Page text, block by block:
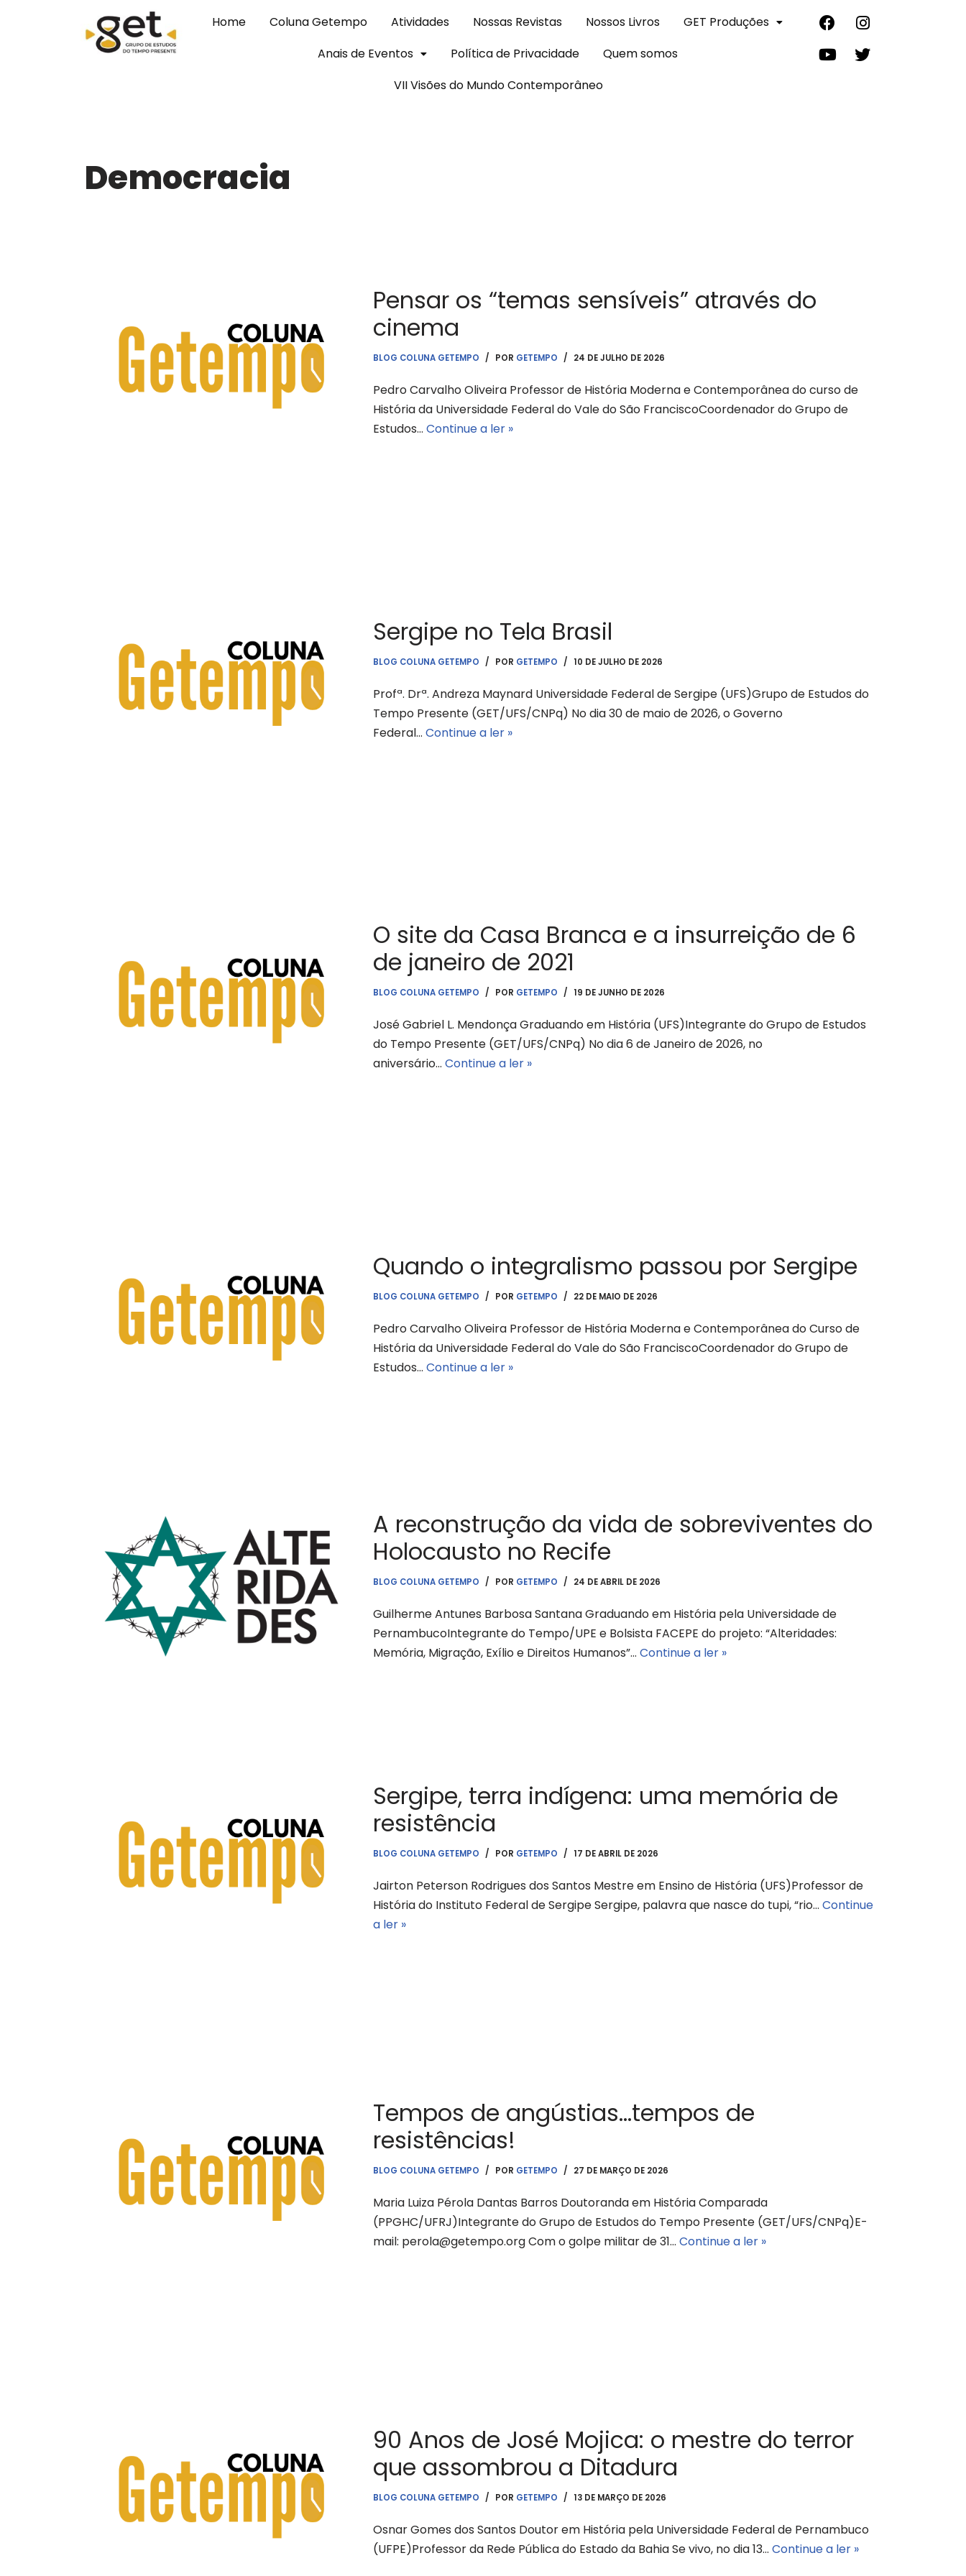
Home Coluna Getempo Atividades Nossas Revistas Nossos Livros
GET Produções
Anais de Eventos
Política de Privacidade
Quem somos
VII Visões do Mundo Contemporâneo
Democracia
Pensar os “temas sensíveis” através do
cinema
BLOG COLUNA GETEMPO POR GETEMPO 24 DE JULHO DE 2026
Pedro Carvalho Oliveira Professor de História Moderna e Contemporânea do curso de
História da Universidade Federal do Vale do São FranciscoCoordenador do Grupo de
Estudos… Continue a ler »
Sergipe no Tela Brasil
BLOG COLUNA GETEMPO POR GETEMPO 10 DE JULHO DE 2026
Profª. Drª. Andreza Maynard Universidade Federal de Sergipe (UFS)Grupo de Estudos do
Tempo Presente (GET/UFS/CNPq) No dia 30 de maio de 2026, o Governo
Federal… Continue a ler »
O site da Casa Branca e a insurreição de 6
de janeiro de 2021
BLOG COLUNA GETEMPO POR GETEMPO 19 DE JUNHO DE 2026
José Gabriel L. Mendonça Graduando em História (UFS)Integrante do Grupo de Estudos
do Tempo Presente (GET/UFS/CNPq) No dia 6 de Janeiro de 2026, no
aniversário… Continue a ler »
Quando o integralismo passou por Sergipe
BLOG COLUNA GETEMPO POR GETEMPO 22 DE MAIO DE 2026
Pedro Carvalho Oliveira Professor de História Moderna e Contemporânea do Curso de
História da Universidade Federal do Vale do São FranciscoCoordenador do Grupo de
Estudos… Continue a ler »
A reconstrução da vida de sobreviventes do
Holocausto no Recife
BLOG COLUNA GETEMPO POR GETEMPO 24 DE ABRIL DE 2026
Guilherme Antunes Barbosa Santana Graduando em História pela Universidade de
PernambucoIntegrante do Tempo/UPE e Bolsista FACEPE do projeto: “Alteridades:
Memória, Migração, Exílio e Direitos Humanos”… Continue a ler »
Sergipe, terra indígena: uma memória de
resistência
BLOG COLUNA GETEMPO POR GETEMPO 17 DE ABRIL DE 2026
Jairton Peterson Rodrigues dos Santos Mestre em Ensino de História (UFS)Professor de
História do Instituto Federal de Sergipe Sergipe, palavra que nasce do tupi, “rio… Continue
a ler »
Tempos de angústias…tempos de
resistências!
BLOG COLUNA GETEMPO POR GETEMPO 27 DE MARÇO DE 2026
Maria Luiza Pérola Dantas Barros Doutoranda em História Comparada
(PPGHC/UFRJ)Integrante do Grupo de Estudos do Tempo Presente (GET/UFS/CNPq)E-
mail: perola@getempo.org Com o golpe militar de 31… Continue a ler »
90 Anos de José Mojica: o mestre do terror
que assombrou a Ditadura
BLOG COLUNA GETEMPO POR GETEMPO 13 DE MARÇO DE 2026
Osnar Gomes dos Santos Doutor em História pela Universidade Federal de Pernambuco
(UFPE)Professor da Rede Pública do Estado da Bahia Se vivo, no dia 13… Continue a ler »